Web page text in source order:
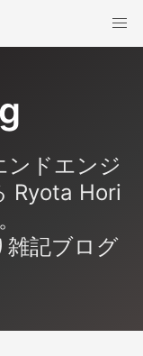
ンドエンジ
Ryota Hori
雑記ブログ